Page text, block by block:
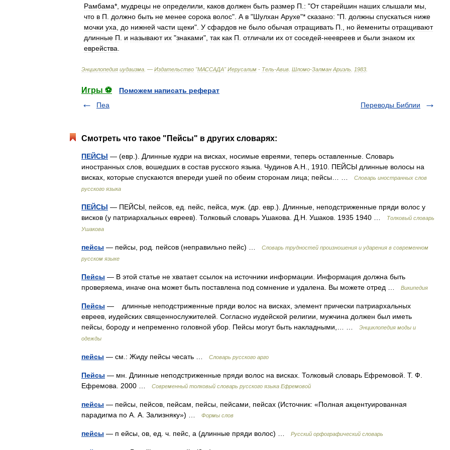
Рамбама*, мудрецы не определили каков должен быть размер П : "От старейшин наших слышали мы
что в П должно быть не менее сорока волос". А в "Шулхан Арухе"* сказано: "П должны спускаться ниже
мочки уха до нижней части щеки". У сфардов не было обычая отращивать П но йемениты отращивают
длинные П и называют их "знаками", так как П отличали их от соседей-неевреев и были знаком их
еврейства
Энциклопедия иудаизма . — Издательство "МАССАДА"Иерусалим - Тель-Авив Шломо-Залман Ариэль 1983
Игры ⚽
Поможем написать реферат
Пеа
Переводы Библии
Смотреть что такое "Пейсы" в других словарях:
ПЕЙСЫ — (евр.). Длинные кудри на висках, носимые евреями, теперь оставленные. Словарь
иностранных слов, вошедших в состав русского языка. Чудинов А.Н., 1910. ПЕЙСЫ длинные волосы на
висках, которые спускаются впереди ушей по обеим сторонам лица; пейсы… …
Словарь иностранных слов
русского языка
ПЕЙСЫ — ПЕЙСЫ, пейсов, ед. пейс, пейса, муж. (др. евр.). Длинные, неподстриженные пряди волос у
висков (у патриархальных евреев). Толковый словарь Ушакова. Д.Н. Ушаков. 1935 1940 …
Толковый словарь
Ушакова
пейсы — пейсы, род. пейсов (неправильно пейс) …
Словарь трудностей произношения и ударения в современном
русском языке
Пейсы — В этой статье не хватает ссылок на источники информации. Информация должна быть
проверяема, иначе она может быть поставлена под сомнение и удалена. Вы можете отред …
Википедия
Пейсы — длинные неподстриженные пряди волос на висках, элемент прически патриархальных
евреев, иудейских священнослужителей. Согласно иудейской религии, мужчина должен был иметь
пейсы, бороду и непременно головной убор. Пейсы могут быть накладными,… …
Энциклопедия моды и
одежды
пейсы — см.: Жиду пейсы чесать … Словарь русского арго
Пейсы — мн. Длинные неподстриженные пряди волос на висках. Толковый словарь Ефремовой. Т. Ф.
Ефремова. 2000 …
Современный толковый словарь русского языка Ефремовой
пейсы — пейсы, пейсов, пейсам, пейсы, пейсами, пейсах (Источник: «Полная акцентуированная
парадигма по А. А. Зализняку») …
Формы слов
пейсы — п ейсы, ов, ед. ч. пейс, а (длинные пряди волос) … Русский орфографический словарь